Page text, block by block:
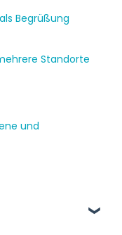
Begrüßung
Standorte
und